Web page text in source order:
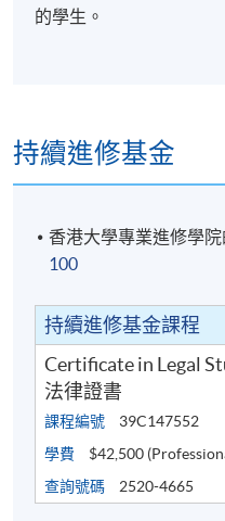
Professional
僅對大學畢業生開放，
#根據《非本地高等及專
香港法律學士程度文憑(
大學榮譽法學學士學位
Kong）屬獲豁免課程，
這些課程可令學員取得
的學生。
持續進修基金
香港大學專業進修學
100
持續進修基金課程
Certificate in Legal
法律證書
課程編號
39C147552
學費
$42,500
查詢號碼
2520-4665